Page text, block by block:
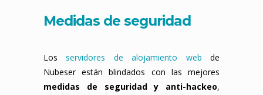
Medidas de seguridad
Losservidores de alojamiento web de
Nubeser están blindados con las mejores
medidas de seguridad y anti-hackeo,